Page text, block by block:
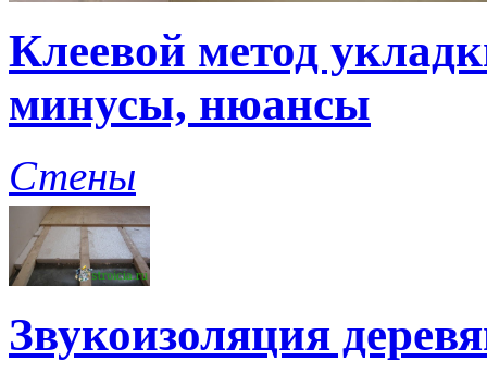
Клеевой метод
минусы, нюансы
Стены
Звукоизоляция